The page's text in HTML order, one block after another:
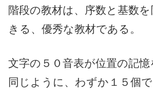
階段の教材は、序数と基数
きる、優秀な教材である。
文字の５０音表が位置の記憶
同じように、わずか１５個